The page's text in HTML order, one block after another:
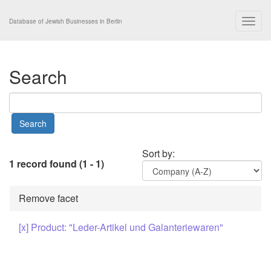
Database of Jewish Businesses in Berlin
Search
Sort by:
1 record found (1 - 1)
Remove facet
[x] Product: "Leder-Artikel und Galanteriewaren"